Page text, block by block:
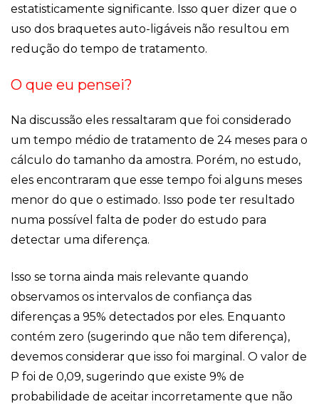
estatisticamente significante. Isso quer dizer que o
uso dos braquetes auto-ligáveis não resultou em
redução do tempo de tratamento.
O que eu pensei?
Na discussão eles ressaltaram que foi considerado
um tempo médio de tratamento de 24 meses para o
cálculo do tamanho da amostra. Porém, no estudo,
eles encontraram que esse tempo foi alguns meses
menor do que o estimado. Isso pode ter resultado
numa possível falta de poder do estudo para
detectar uma diferença.
Isso se torna ainda mais relevante quando
observamos os intervalos de confiança das
diferenças a 95% detectados por eles. Enquanto
contém zero (sugerindo que não tem diferença),
devemos considerar que isso foi marginal. O valor de
P foi de 0,09, sugerindo que existe 9% de
probabilidade de aceitar incorretamente que não